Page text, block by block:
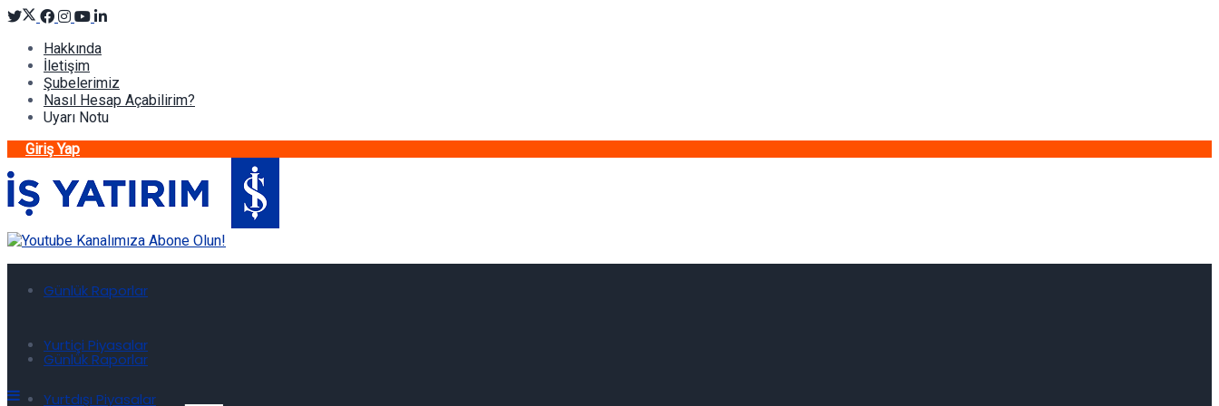
Hakkında
İletişim
Şubelerimiz
Nasıl Hesap Açabilirim?
Uyarı Notu
Giriş Yap
Günlük Raporlar
Yurtiçi Piyasalar
Yurtdışı Piyasalar
Günlük Raporlar